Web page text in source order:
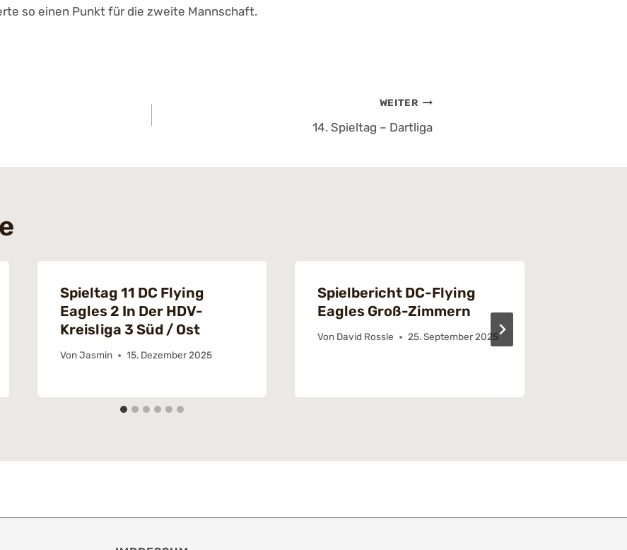
so einen Punkt für die zweite Mannschaft.
WEITER
14. Spieltag – Dartliga
Spieltag 11 DC Flying
Eagles 2 In Der HDV-
Kreisliga 3 Süd / Ost
Von Jasmin 15. Dezember 2025
Spielbericht DC-Flying
Eagles Groß-Zimmern
Von David Rossle 25. September 2025